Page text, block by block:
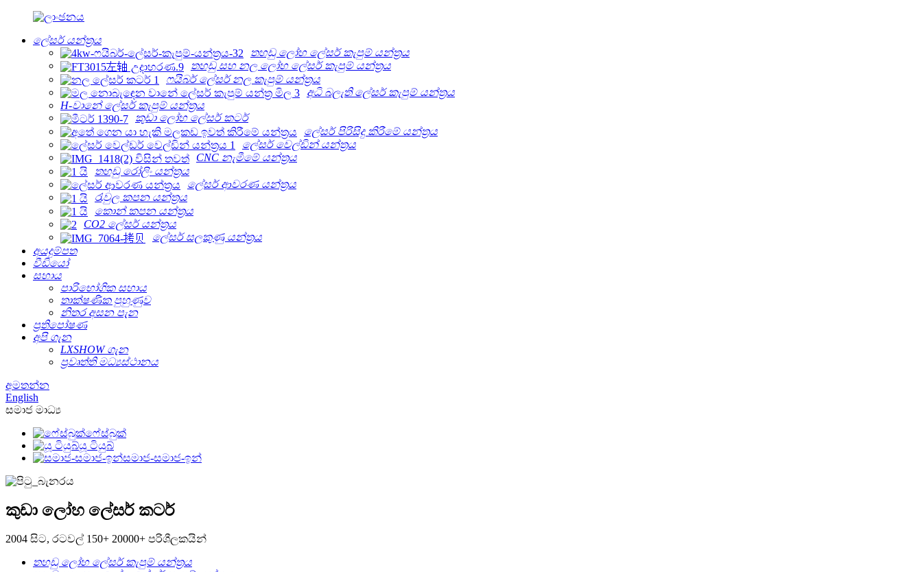
ලේසර් යන්ත්‍රය
තහඩු ලෝහ ලේසර් කැපුම් යන්ත්‍රය
තහඩු සහ නල ලෝහ ලේසර් කැපුම් යන්ත්‍රය
ෆයිබර් ලේසර් නල කැපුම් යන්ත්‍රය
අධි බලැති ලේසර් කැපුම් යන්ත්‍රය
H-වානේ ලේසර් කැපුම් යන්ත්‍රය
කුඩා ලෝහ ලේසර් කටර්
ලේසර් පිරිසිදු කිරීමේ යන්ත්‍රය
ලේසර් වෙල්ඩින් යන්ත්‍රය
CNC නැමීමේ යන්ත්‍රය
තහඩු රෝලිං යන්ත්‍රය
ලේසර් ආවරණ යන්ත්‍රය
රැවුල කපන යන්ත්‍රය
කොන් කපන යන්ත්‍රය
CO2 ලේසර් යන්ත්‍රය
ලේසර් සලකුණු යන්ත්‍රය
අයදුම්පත
වීඩියෝ
සහාය
පාරිභෝගික සහාය
තාක්ෂණික පුහුණුව
නිතර අසන පැන
ප්‍රතිපෝෂණ
අපි ගැන
LXSHOW ගැන
ප්‍රවෘත්ති මධ්‍යස්ථානය
අමතන්න
English
සමාජ මාධ්‍ය
ෆේස්බුක්
යූ ටියුබ්
සමාජ-සමාජ-ඉන්
කුඩා ලෝහ ලේසර් කටර්
2004 සිට, රටවල් 150+ 20000+ පරිශීලකයින්
තහඩු ලෝහ ලේසර් කැපුම් යන්ත්‍රය